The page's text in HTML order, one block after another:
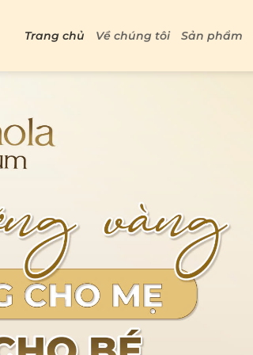
Trang chủ Về chúng tôi Sản phẩm